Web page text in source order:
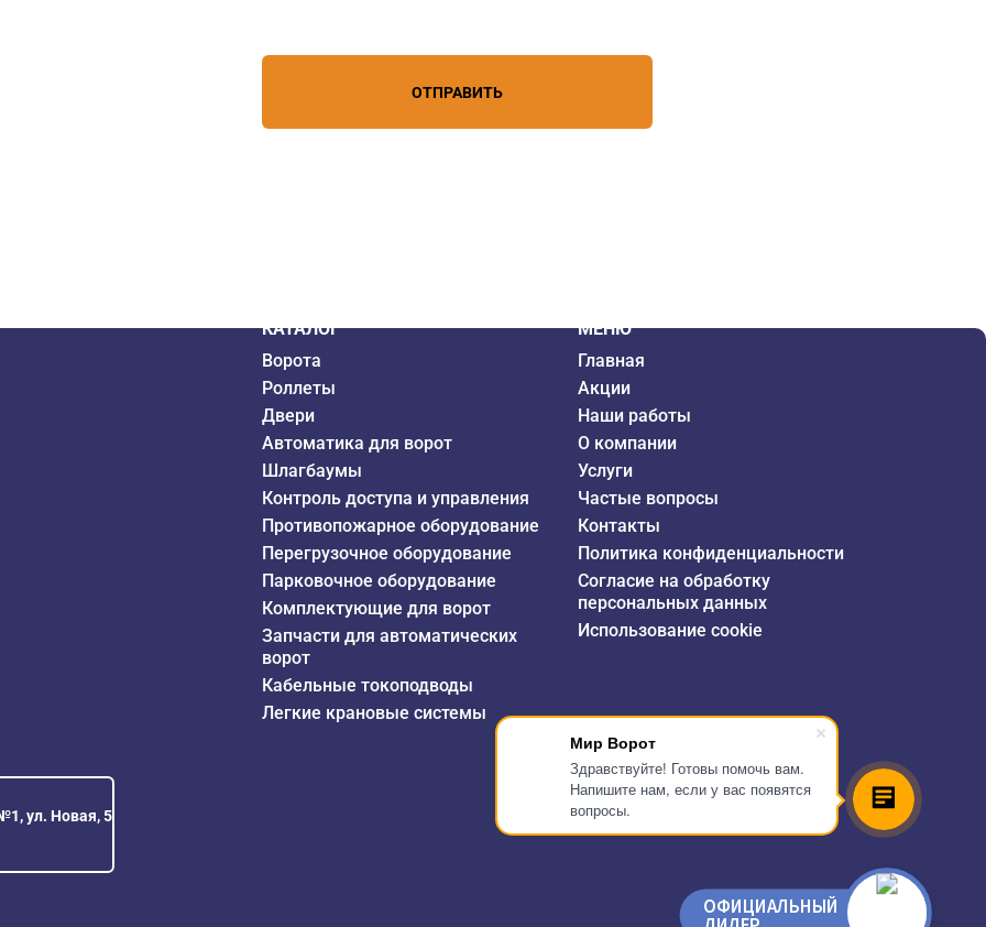
Мир Ворот
Здравствуйте! Готовы помочь вам.
Напишите нам, если у вас появятся
вопросы.
ОТПРАВИТЬ
ул. Новая, 5
КАТАЛОГ
Ворота
Роллеты
Двери
Автоматика для ворот
Шлагбаумы
Контроль доступа и управления
Противопожарное оборудование
Перегрузочное оборудование
Парковочное оборудование
Комплектующие для ворот
Запчасти для автоматических
ворот
Кабельные токоподводы
Легкие крановые системы
МЕНЮ
Главная
Акции
Наши работы
О компании
Услуги
Частые вопросы
Контакты
Политика конфиденциальности
Согласие на обработку
персональных данных
Использование cookie
ОФИЦИАЛЬНЫЙ